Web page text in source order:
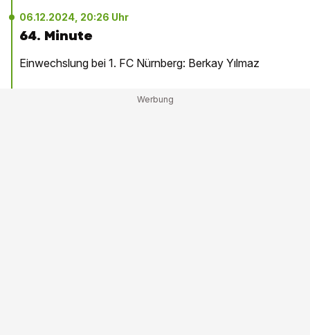
06.12.2024, 20:26 Uhr
64. Minute
Einwechslung bei 1. FC Nürnberg: Berkay Yılmaz